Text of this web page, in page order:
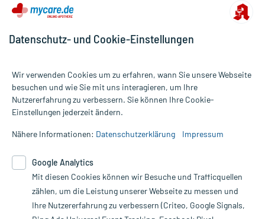
Alle Preise gelten inkl. MwSt., ggf. zzgl. Versandkosten
Informationen auf dieser Website werden ausschließlich für
die Untersuchung und Behandlung durch einen Arzt. Bitte
Therapien eingeleitet werden können. | Diese Webseite benutzt
Google Analytics. Lesen Sie bitte dazu die wichtigen Hinweise in
unserer Datenschutzerklärung. Für den Widerruf einer Bestellung
nutzen Sie das Formular:
Datenschutz- und Cookie-Einstellungen
Wir verwenden Cookies um zu erfahren, wann Sie unsere Webseite
besuchen und wie Sie mit uns interagieren, um Ihre
Nutzererfahrung zu verbessern. Sie können Ihre Cookie-
Einstellungen jederzeit ändern.
Nähere Informationen: Datenschutzerklärung Impressum
Google Analytics
Mit diesen Cookies können wir Besuche und Trafficquellen
zählen, um die Leistung unserer Webseite zu messen und
Ihre Nutzererfahrung zu verbessern (Criteo, Google Signals,